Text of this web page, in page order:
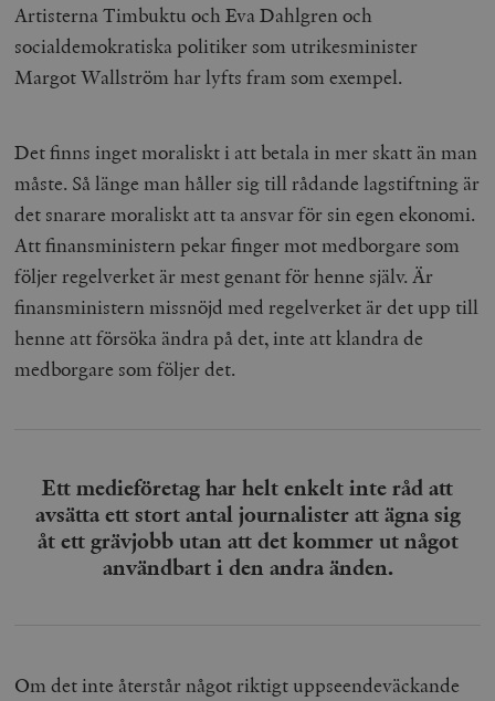
Artisterna Timbuktu och Eva Dahlgren och
socialdemokratiska politiker som utrikesminister
Margot Wallström har lyfts fram som exempel.
Det finns inget moraliskt i att betala in mer skatt än man
måste. Så länge man håller sig till rådande lagstiftning är
det snarare moraliskt att ta ansvar för sin egen ekonomi.
Att finansministern pekar finger mot medborgare som
följer regelverket är mest genant för henne själv. Är
finansministern missnöjd med regelverket är det upp till
henne att försöka ändra på det, inte att klandra de
medborgare som följer det.
Ett medieföretag har helt enkelt inte råd att
avsätta ett stort antal journalister att ägna sig
åt ett grävjobb utan att det kommer ut något
användbart i den andra änden.
Om det inte återstår något riktigt uppseendeväckande